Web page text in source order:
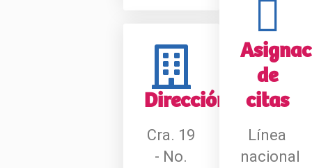
Dirección
Cra. 19
- No.
de
citas
Línea
nacional